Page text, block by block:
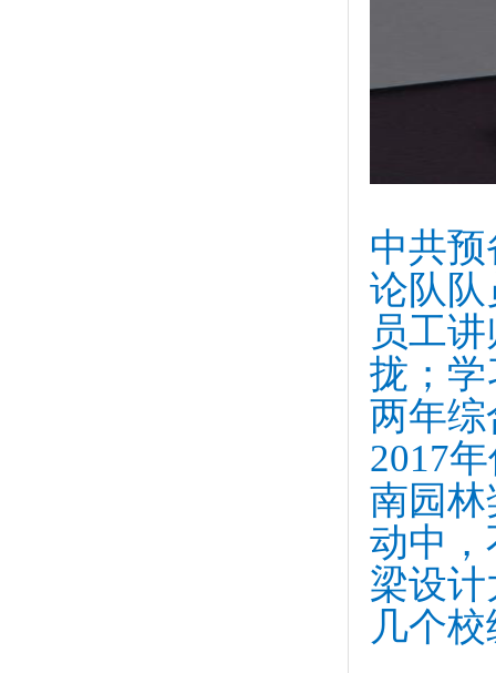
中共
论队
员工
拢；
两年综
2017
南园林
动中
梁设
几个